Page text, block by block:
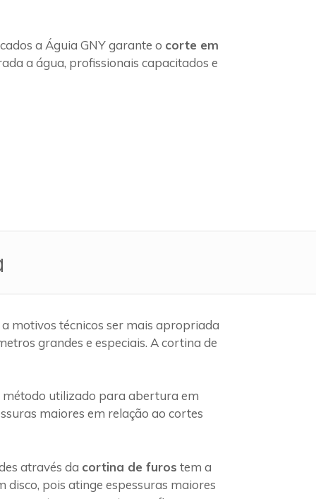
a Águia GNY garante o corte em
a água, profissionais capacitados e
motivos técnicos ser mais apropriada
grandes e especiais. A cortina de
utilizado para abertura em
maiores em relação ao cortes
através da cortina de furos tem a
pois atinge espessuras maiores